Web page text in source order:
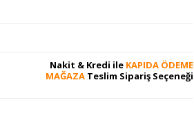
Nakit & Kredi ile KAPIDA ÖDEME
MAĞAZA Teslim Sipariş Seçeneği